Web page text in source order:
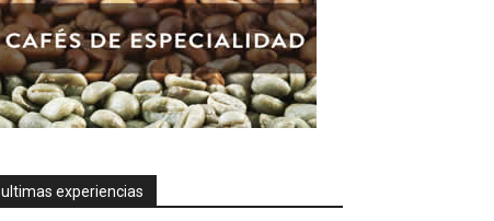
ultimas experiencias